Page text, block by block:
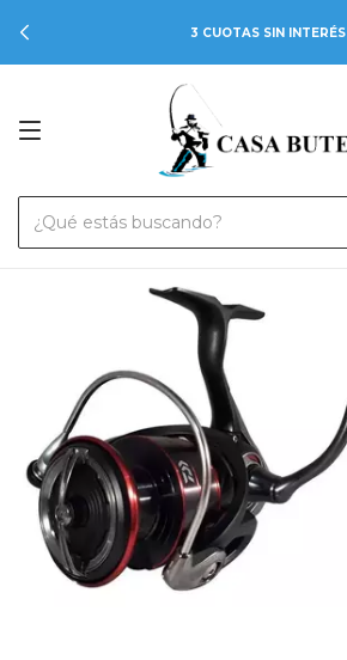
3 CUOTAS SIN INTERÉS